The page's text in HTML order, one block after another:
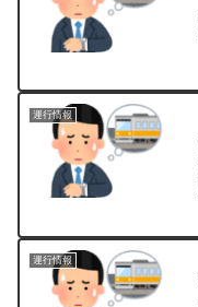
運行情報
運行情報